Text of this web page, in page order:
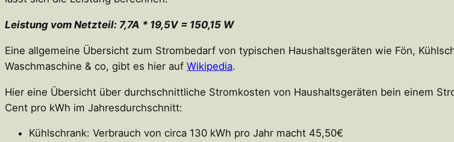
Leistung vom Netzteil: 7,7A * 19,5V = 150,15 W
Eine allgemeine Übersicht zum Strombedarf von typischen Haushaltsgeräten wie Fön,
Waschmaschine & co, gibt es hier auf Wikipedia.
Hier eine Übersicht über durchschnittliche Stromkosten von Haushaltsgeräten bein einem
Cent pro kWh im Jahresdurchschnitt:
Kühlschrank: Verbrauch von circa 130 kWh pro Jahr macht 45,50€